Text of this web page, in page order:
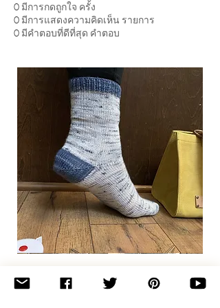
0 มีการกดถูกใจ ครั้ง
0 มีการแสดงความคิดเห็น รายการ
0 มีคำตอบที่ดีที่สุด คำตอบ
Basic
Adult
Socks